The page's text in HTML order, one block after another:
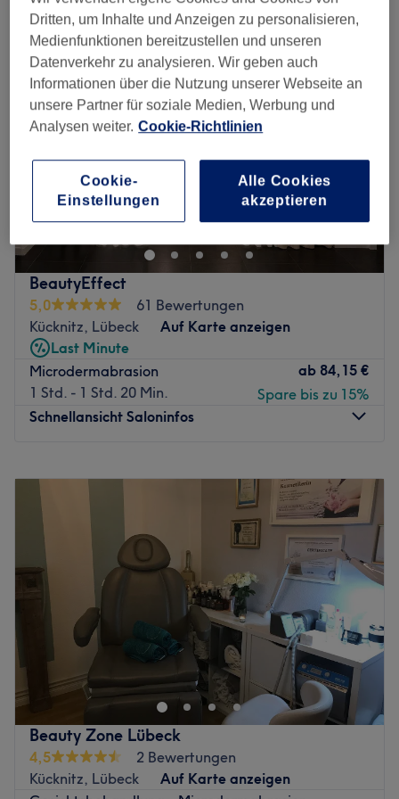
microdermabrasion in der Nähe von Kücknitz, Lübeck
BeautyEffect
5,0
61 Bewertungen
Kücknitz, Lübeck
Auf Karte anzeigen
Last Minute
Microdermabrasion
1 Std. - 1 Std. 20 Min.
ab 84,15 €
Spare bis zu 15%
Schnellansicht Saloninfos
Dienstag
09:30– 17:00
Mittwoch
09:30–17:00
09:30–17:00
Freitag
09:30 –17:00
Samstag
Geschlossen
Sonntag
Geschlossen
BeautyEffect in Lübeck ist die Adresse für alle, die sich
eine gepflegte Auszeit und professionelle Beauty-
Treatments wünschen. In ihrem stilvollen Studio verbindet
Katja moderne Kosmetik mit individueller Beratung und
schafft eine entspannte Wohlfühlatmosphäre. Von
dauerhafter Haarentfernung über Permanent Make-up
und Wimpernverlängerungen bis hin zu apparativen und
klassischen Gesichtsbehandlungen – hier stehen deine
Beauty Zone Lübeck
4,5
2 Bewertungen
Kücknitz, Lübeck
Auf Karte anzeigen
Dritten, um Inhalte und Anzeigen zu personalisieren,
Medienfunktionen bereitzustellen und unseren
Datenverkehr zu analysieren. Wir geben auch
Informationen über die Nutzung unserer Webseite an
unsere Partner für soziale Medien, Werbung und
Analysen weiter. Cookie-Richtlinien
Cookie-
Einstellungen
Alle Cookies
akzeptieren